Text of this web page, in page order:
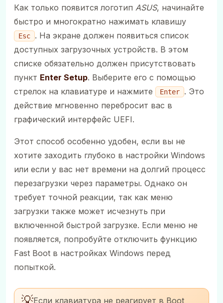
Как только появится логотип ASUS, начинайте
быстро и многократно нажимать клавишу
Esc
. На экране должен появиться список
доступных загрузочных устройств. В этом
списке обязательно должен присутствовать
пункт Enter Setup. Выберите его с помощью
стрелок на клавиатуре и нажмите
Enter
. Это
действие мгновенно перебросит вас в
графический интерфейс UEFI.
Этот способ особенно удобен, если вы не
хотите заходить глубоко в настройки Windows
или если у вас нет времени на долгий процесс
перезагрузки через параметры. Однако он
требует точной реакции, так как меню
загрузки также может исчезнуть при
включенной быстрой загрузке. Если меню не
появляется, попробуйте отключить функцию
Fast Boot в настройках Windows перед
попыткой.
💡Если клавиатура не реагирует в Boot